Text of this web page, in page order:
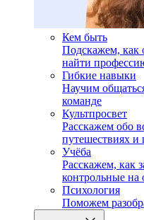
Кем быть
Подскажем, как
найти
Гибкие навыки
Научим
команде
Культпросвет
Расскажем обо
путешествиях и
Учёба
Расскажем, как
контрольные на
Психология
Поможем